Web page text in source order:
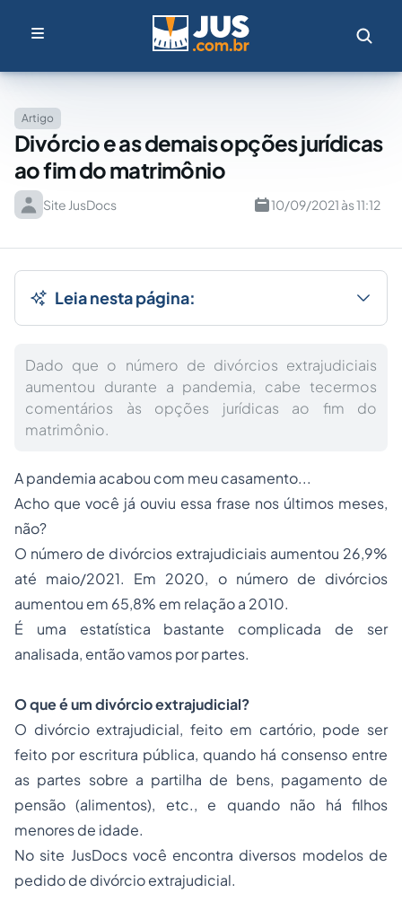
Artigo
Divórcio e as demais opções jurídicas
ao fim do matrimônio
Site JusDocs 10/09/2021 às 11:12
Leia nesta página:
Dado que o número de divórcios extrajudiciais
aumentou durante a pandemia, cabe tecermos
comentários às opções jurídicas ao fim do
matrimônio.
A pandemia acabou com meu casamento...
Acho que você já ouviu essa frase nos últimos meses,
não?
O número de divórcios extrajudiciais aumentou 26,9%
até maio/2021. Em 2020, o número de divórcios
aumentou em 65,8% em relação a 2010.
É uma estatística bastante complicada de ser
analisada, então vamos por partes.
O que é um divórcio extrajudicial?
O divórcio extrajudicial, feito em cartório, pode ser
feito por escritura pública, quando há consenso entre
as partes sobre a partilha de bens, pagamento de
pensão (alimentos), etc., e quando não há filhos
menores de idade.
No site JusDocsvocê encontra diversos modelos de
pedido de divórcio extrajudicial.